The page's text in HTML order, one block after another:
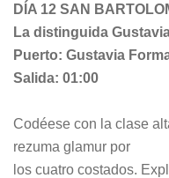
DÍA 12 SAN
La distinguida
Puerto: Gustavia
Salida: 01:00
Codéese con la clase
rezuma glamur por
los cuatro costados.